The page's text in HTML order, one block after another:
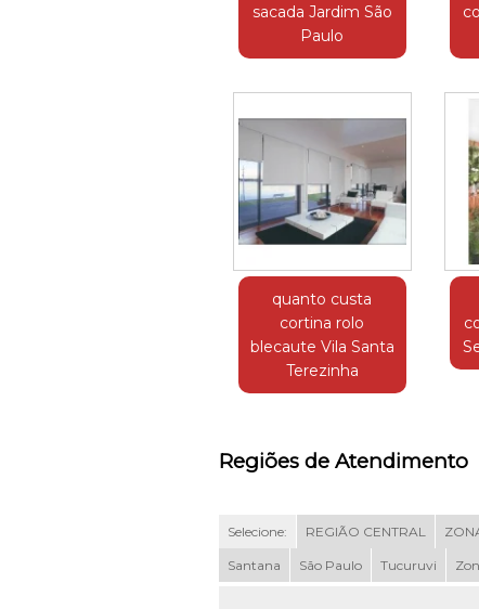
sacada Jardim São
Paulo
quanto custa
cortina rolo
blecaute Vila Santa
Terezinha
Regiões de Atendimento
Selecione: REGIÃO CENTRAL
Santana São Paulo Tucuruvi